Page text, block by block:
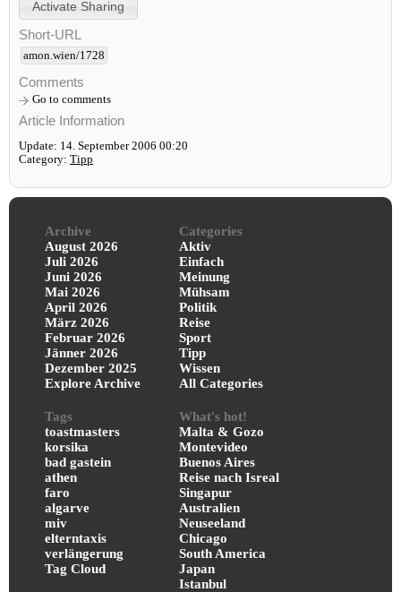
Short-URL
amon.wien/1728
Comments
Go to comments
Article Information
Update: 14. September 2006 00:20
Category: Tipp
Archive
August 2026
Juli 2026
Juni 2026
Mai 2026
April 2026
März 2026
Februar 2026
Jänner 2026
Dezember 2025
Explore Archive
Categories
Aktiv
Einfach
Meinung
Mühsam
Politik
Reise
Sport
Tipp
Wissen
All Categories
Tags
toastmasters
korsika
bad gastein
athen
faro
algarve
miv
elterntaxis
verlängerung
Tag Cloud
What's hot!
Malta & Gozo
Montevideo
Buenos Aires
Reise nach Isreal
Singapur
Australien
Neuseeland
Chicago
South America
Japan
Istanbul